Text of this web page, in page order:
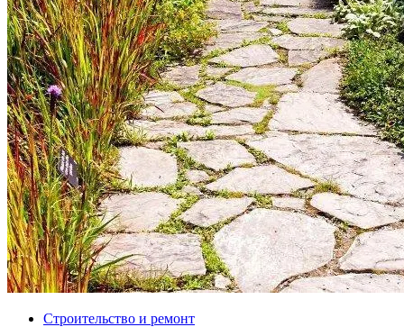
Строительство и ремонт